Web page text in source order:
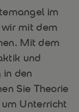
im
mit dem
Mit dem
und
den
Sie Theorie
Unterricht